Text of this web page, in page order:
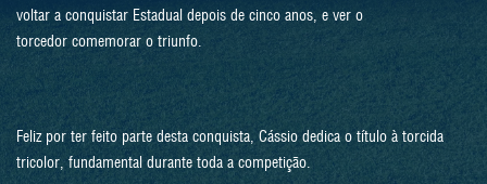
voltar a conquistar Estadual depois de cinco anos, e ver o
torcedor comemorar o triunfo.
Feliz por ter feito parte desta conquista, Cássio dedica o título à torcida
tricolor, fundamental durante toda a competição.